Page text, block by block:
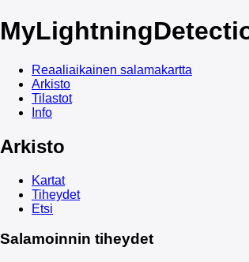
My
Reaaliaikainen salamakartta
Arkisto
Tilastot
Info
Arkisto
Kartat
Tiheydet
Etsi
Salamoinnin tiheydet